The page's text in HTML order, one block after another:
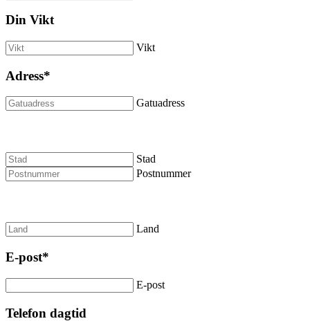
Din Vikt
Vikt
Adress*
Gatuadress
Stad
Postnummer
Land
E-post*
E-post
Telefon dagtid